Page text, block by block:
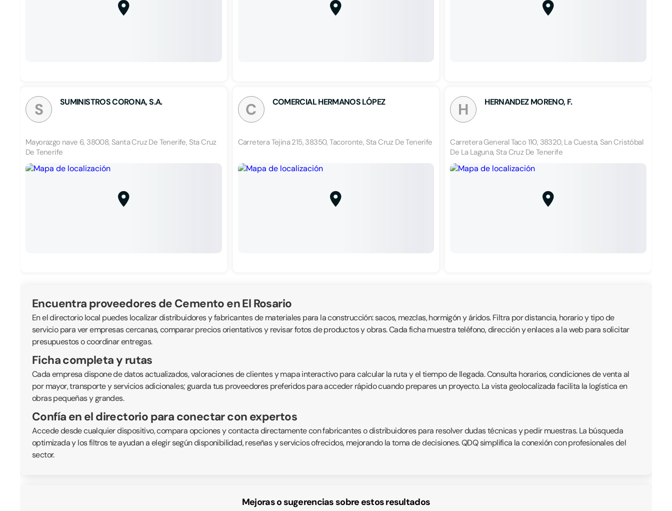
S SUMINISTROS CORONA, S.A.
Mayorazgo nave 6, 38008, Santa Cruz De Tenerife, Sta Cruz
De Tenerife
C COMERCIAL HERMANOS LÓPEZ
Carretera Tejina 215, 38350, Tacoronte, Sta Cruz De Tenerife
H HERNANDEZ MORENO, F.
Carretera General Taco 110, 38320, La Cuesta, San Cristóbal
De La Laguna, Sta Cruz De Tenerife
Encuentra proveedores de Cemento en El Rosario
En el directorio local puedes localizar distribuidores y fabricantes de materiales para la construcción: sacos, mezclas, hormigón y áridos. Filtra por distancia, horario y tipo de
servicio para ver empresas cercanas, comparar precios orientativos y revisar fotos de productos y obras. Cada ficha muestra teléfono, dirección y enlaces a la web para solicitar
presupuestos o coordinar entregas.
Ficha completa y rutas
Cada empresa dispone de datos actualizados, valoraciones de clientes y mapa interactivo para calcular la ruta y el tiempo de llegada. Consulta horarios, condiciones de venta al
por mayor, transporte y servicios adicionales; guarda tus proveedores preferidos para acceder rápido cuando prepares un proyecto. La vista geolocalizada facilita la logística en
obras pequeñas y grandes.
Confía en el directorio para conectar con expertos
Accede desde cualquier dispositivo, compara opciones y contacta directamente con fabricantes o distribuidores para resolver dudas técnicas y pedir muestras. La búsqueda
optimizada y los filtros te ayudan a elegir según disponibilidad, reseñas y servicios ofrecidos, mejorando la toma de decisiones. QDQ simplifica la conexión con profesionales del
sector.
Mejoras o sugerencias sobre estos resultados